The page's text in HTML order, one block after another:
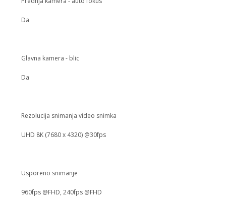
Da
Glavna kamera - blic
Da
Rezolucija snimanja video snimka
UHD 8K (7680 x 4320) @30fps
Usporeno snimanje
960fps @FHD, 240fps @FHD